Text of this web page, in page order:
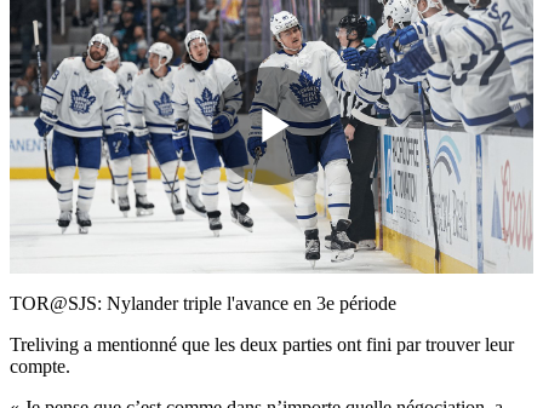
Play
Video
TOR@SJS: Nylander triple l'avance en 3e période
Treliving a mentionné que les deux parties ont fini par trouver leur
compte.